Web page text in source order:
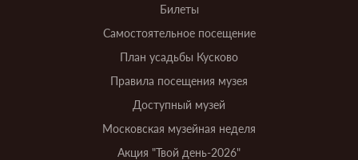
Билеты
Самостоятельное посещение
План усадьбы Кусково
Правила посещения музея
Доступный музей
Московская музейная неделя
Акция "Твой день-2026"